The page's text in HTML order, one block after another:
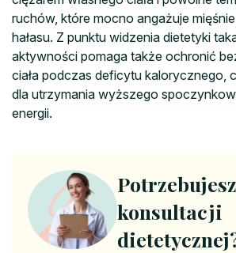
ruchów, które mocno angażuje
hałasu. Z punktu widzenia dietetyki
aktywności pomaga także ochronić
ciała podczas deficytu kalorycznego,
dla utrzymania wyższego
energii.
Potrzebujesz
konsultacji